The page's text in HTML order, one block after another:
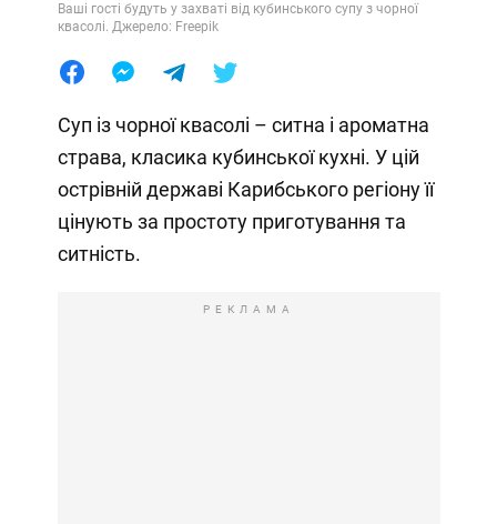
Ваші гості будуть у захваті від кубинського супу з чорної
квасолі. Джерело: Freepik
Суп із чорної квасолі – ситна і ароматна
страва, класика кубинської кухні. У цій
острівній державі Карибського регіону її
цінують за простоту приготування та
ситність.
РЕКЛАМА